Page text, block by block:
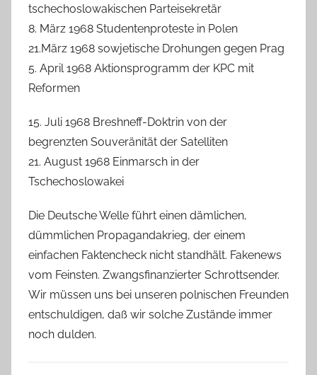
tschechoslowakischen Parteisekretär
8. März 1968 Studentenproteste in Polen
21.März 1968 sowjetische Drohungen gegen Prag
5. April 1968 Aktionsprogramm der KPC mit
Reformen
15. Juli 1968 Breshneff-Doktrin von der
begrenzten Souveränität der Satelliten
21. August 1968 Einmarsch in der
Tschechoslowakei
Die Deutsche Welle führt einen dämlichen,
dümmlichen Propagandakrieg, der einem
einfachen Faktencheck nicht standhält. Fakenews
vom Feinsten. Zwangsfinanzierter Schrottsender.
Wir müssen uns bei unseren polnischen Freunden
entschuldigen, daß wir solche Zustände immer
noch dulden.